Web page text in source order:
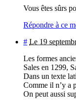
Vous êtes sûrs
Répondre à ce
# Le 19
Les formes
Sales en 1299,
Dans un texte
Comme il n’y a
On peut aussi